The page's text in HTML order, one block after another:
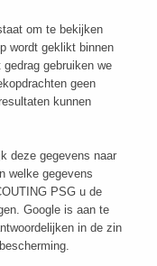
om te bekijken
wordt geklikt binnen
gebruiken we
geen
kunnen
deze gegevens naar
welke gegevens
PSG u de
Google is aan te
in de zin